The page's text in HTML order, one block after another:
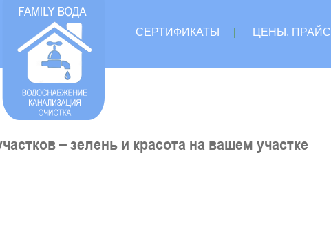
СЕРТИФИКАТЫ ЦЕНЫ, ПРАЙС
– зелень и красота на вашем участке